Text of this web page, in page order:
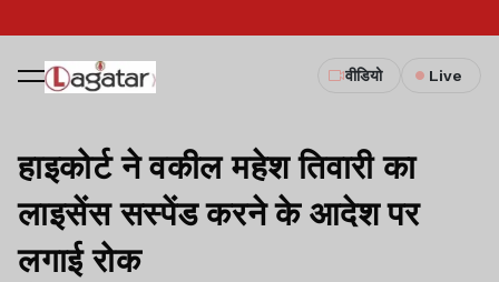
वीडियो Live
हाइकोर्ट ने वकील महेश तिवारी का
लाइसेंस सस्पेंड करने के आदेश पर
लगाई रोक